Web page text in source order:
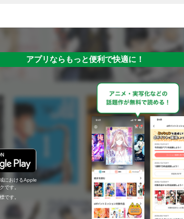
アプリならもっと便利で快適に！
におけるApple
です。
です。